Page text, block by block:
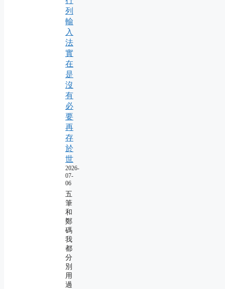
列
輸
入
法
實
在
是
沒
有
必
要
再
存
於
世
2026-
07-
06
五
筆
和
鄭
碼
我
都
分
別
用
過